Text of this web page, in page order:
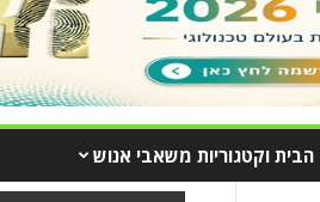
וקטגוריות משאבי אנוש